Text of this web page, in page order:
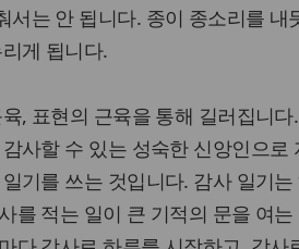
는 안 됩니다. 종이 종소리를 내
게 됩니다.
, 표현의 근육을 통해 길러집니
사할 수 있는 성숙한 신앙인으로
기를 쓰는 것입니다. 감사 일기
를 적는 일이 큰 기적의 문을 여